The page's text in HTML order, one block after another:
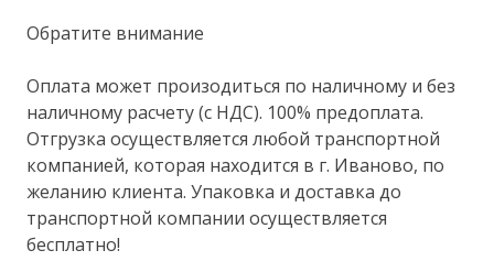
Обратите внимание
Оплата может произодиться по наличному и без
наличному расчету (с НДС). 100% предоплата.
Отгрузка осуществляется любой транспортной
компанией, которая находится в г. Иваново, по
желанию клиента. Упаковка и доставка до
транспортной компании осуществляется
бесплатно!